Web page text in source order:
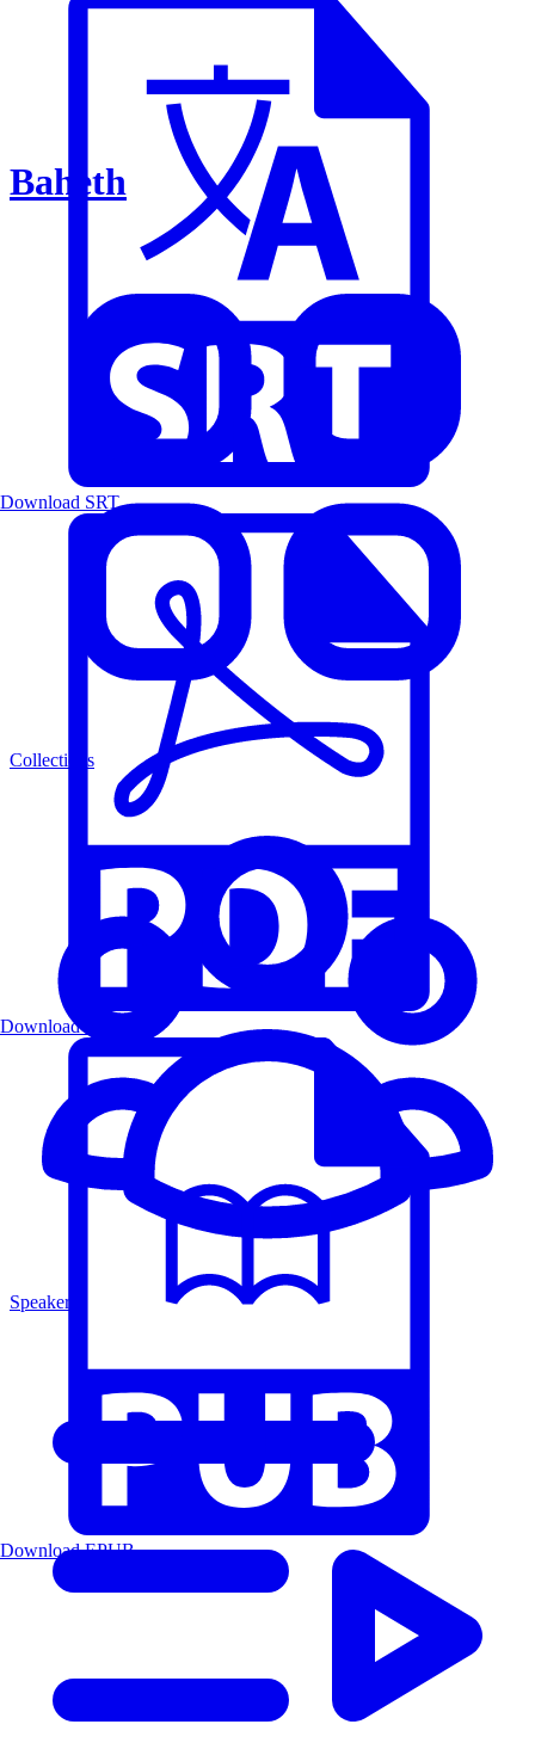
Baheth
Collections
Speakers
Download SRT
Download PDF
Download EPUB